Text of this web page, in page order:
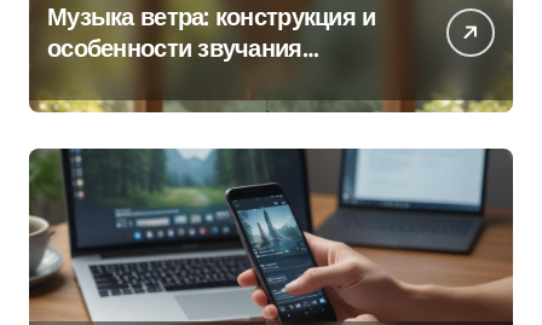
Музыка ветра: конструкция и
особенности звучания